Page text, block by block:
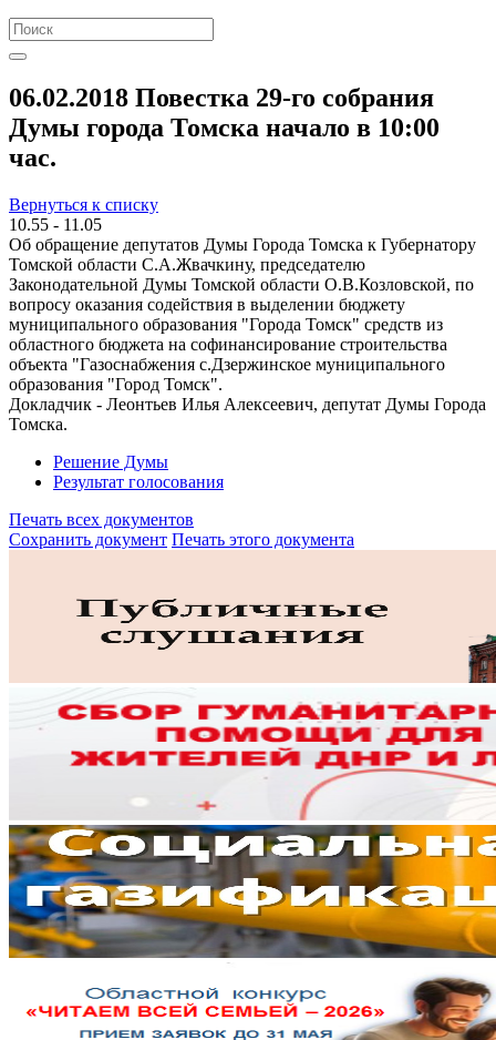
06.02.2018 Повестка 29-го собрания
Думы города Томска начало в 10:00
час.
Вернуться к списку
10.55 - 11.05
Об обращение депутатов Думы Города Томска к Губернатору
Томской области С.А.Жвачкину, председателю
Законодательной Думы Томской области О.В.Козловской, по
вопросу оказания содействия в выделении бюджету
муниципального образования "Города Томск" средств из
областного бюджета на софинансирование строительства
объекта "Газоснабжения с.Дзержинское муниципального
образования "Город Томск".
Докладчик - Леонтьев Илья Алексеевич, депутат Думы Города
Томска.
Решение Думы
Результат голосования
Печать всех документов
Сохранить документ Печать этого документа